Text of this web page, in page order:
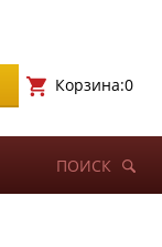
Корзина:0
ПОИСК